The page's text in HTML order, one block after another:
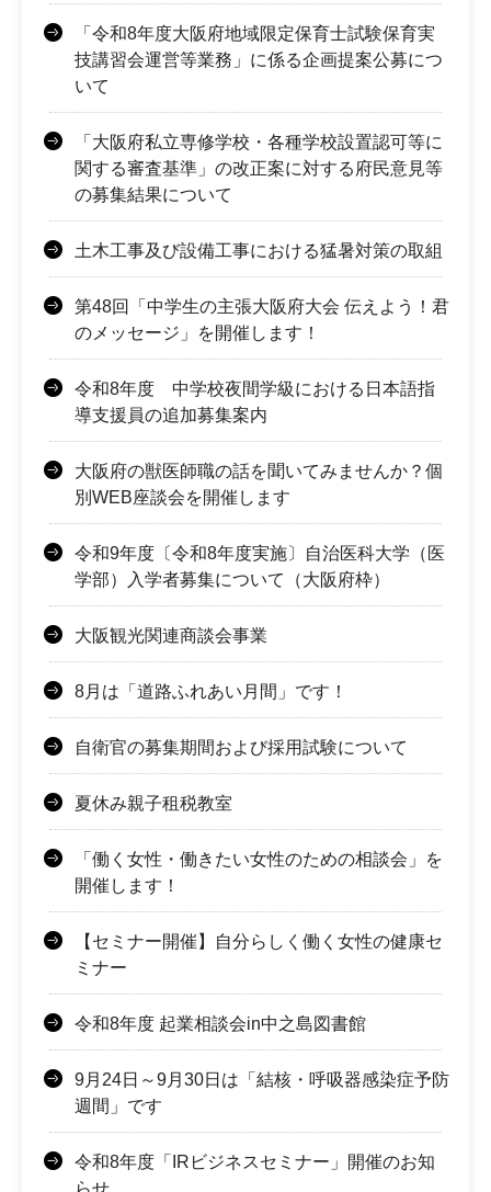
「令和8年度大阪府地域限定保育士試験保育実
技講習会運営等業務」に係る企画提案公募につ
いて
「大阪府私立専修学校・各種学校設置認可等に
関する審査基準」の改正案に対する府民意見等
の募集結果について
土木工事及び設備工事における猛暑対策の取組
第48回「中学生の主張大阪府大会 伝えよう！君
のメッセージ」を開催します！
令和8年度 中学校夜間学級における日本語指
導支援員の追加募集案内
大阪府の獣医師職の話を聞いてみませんか？個
別WEB座談会を開催します
令和9年度〔令和8年度実施〕自治医科大学（医
学部）入学者募集について（大阪府枠）
大阪観光関連商談会事業
8月は「道路ふれあい月間」です！
自衛官の募集期間および採用試験について
夏休み親子租税教室
「働く女性・働きたい女性のための相談会」を
開催します！
【セミナー開催】自分らしく働く女性の健康セ
ミナー
令和8年度 起業相談会in中之島図書館
9月24日～9月30日は「結核・呼吸器感染症予防
週間」です
令和8年度「IRビジネスセミナー」開催のお知
らせ